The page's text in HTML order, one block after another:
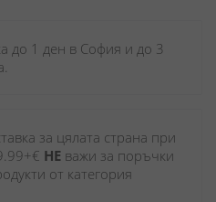
до 1 ден в София и до 3
за цялата страна при
НЕ важи за поръчки
от категория